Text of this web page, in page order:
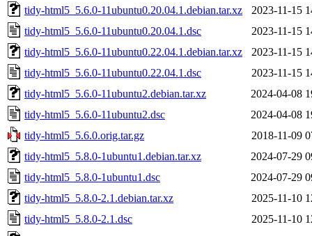
tidy-html5_5.6.0-11ubuntu0.20.04.1.debian.tar.xz
2023-11-15
tidy-html5_5.6.0-11ubuntu0.20.04.1.dsc
2023-11-15
tidy-html5_5.6.0-11ubuntu0.22.04.1.debian.tar.xz
2023-11-15
tidy-html5_5.6.0-11ubuntu0.22.04.1.dsc
2023-11-15
tidy-html5_5.6.0-11ubuntu2.debian.tar.xz
2024-04-08
tidy-html5_5.6.0-11ubuntu2.dsc
2024-04-08
tidy-html5_5.6.0.orig.tar.gz
2018-11-09
tidy-html5_5.8.0-1ubuntu1.debian.tar.xz
2024-07-29
tidy-html5_5.8.0-1ubuntu1.dsc
2024-07-29
tidy-html5_5.8.0-2.1.debian.tar.xz
2025-11-10
tidy-html5_5.8.0-2.1.dsc
2025-11-10